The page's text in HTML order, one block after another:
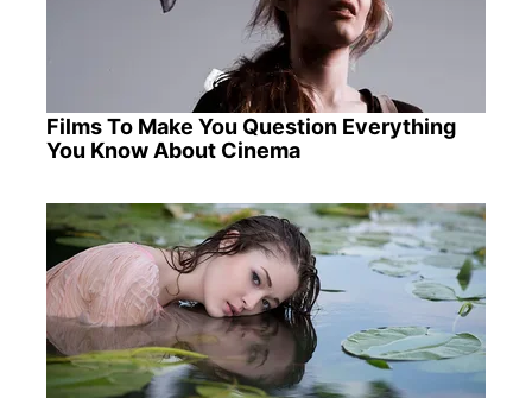
Films To Make You Question Everything
You Know About Cinema